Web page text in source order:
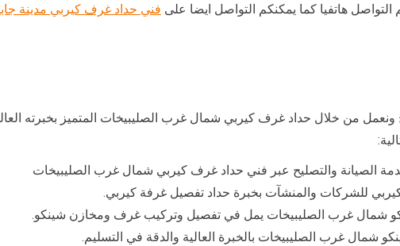
هاتفيا كما يمكنكم التواصل ايضا على فني حداد غرف كيربي مدينة
ونعمل من خلال حداد غرف كيربي شمال غرب الصليبيخات المتميز بخبرته
الصيانة والتصليح عبر فني حداد غرف كيربي شمال غرب الصليبيخات
للشركات والمنشآت بخبرة حداد تفصيل غرفة كيربي.
شمال غرب الصليبيخات يمل في تفصيل وتركيب غرف ومخازن شينكو.
شمال غرب الصليبيخات بالخبرة العالية والدقة في التسليم.